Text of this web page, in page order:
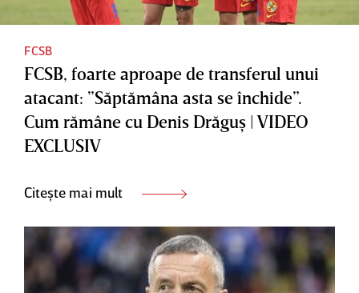
FCSB
FCSB, foarte aproape de transferul unui
atacant: ”Săptămâna asta se închide”.
Cum rămâne cu Denis Drăguş | VIDEO
EXCLUSIV
Citește mai mult